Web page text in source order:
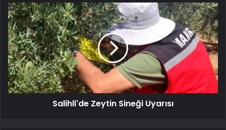
Salihli'de Zeytin Sineği Uyarısı